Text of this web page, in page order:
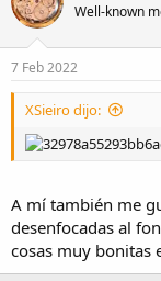
Well-known
7 Feb 2022
XSieiro dijo:
A mí también me
desenfocadas al
cosas muy bonitas